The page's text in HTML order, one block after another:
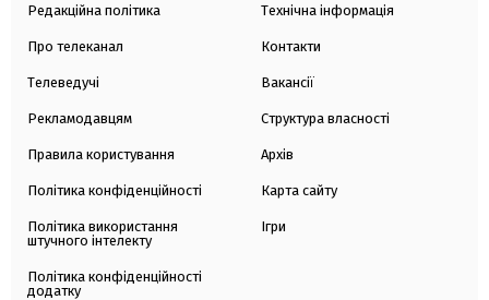
Редакційна політика
Про телеканал
Телеведучі
Рекламодавцям
Правила користування
Політика конфіденційності
Політика використання
штучного інтелекту
Політика конфіденційності
додатку
Технічна інформація
Контакти
Вакансії
Структура власності
Архів
Карта сайту
Ігри